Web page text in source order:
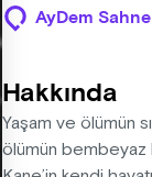
AyDem
Hakkında
Yaşam ve ölümün
ölümün bembeyaz